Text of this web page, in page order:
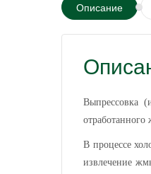
Описание
Выпрессовка
В процессе
извлечение